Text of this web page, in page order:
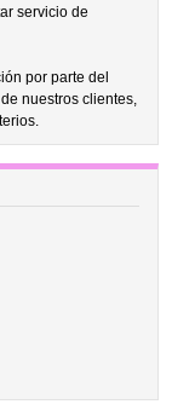
servicio de
por parte del
nuestros clientes,